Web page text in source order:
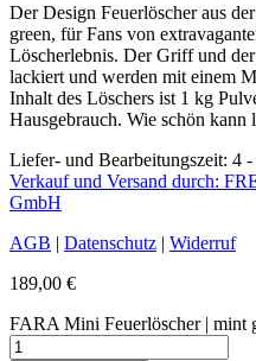
Der Design Feuerlöscher aus
green, für Fans von
Löscherlebnis. Der Griff und
lackiert und werden mit einem
Inhalt des Löschers ist 1 kg
Hausgebrauch. Wie schön kann
Liefer- und Bearbeitungszeit: 4 -
Verkauf und Versand durch:
GmbH
AGB | Datenschutz | Widerruf
189,00 €
FARA Mini Feuerlöscher | mint